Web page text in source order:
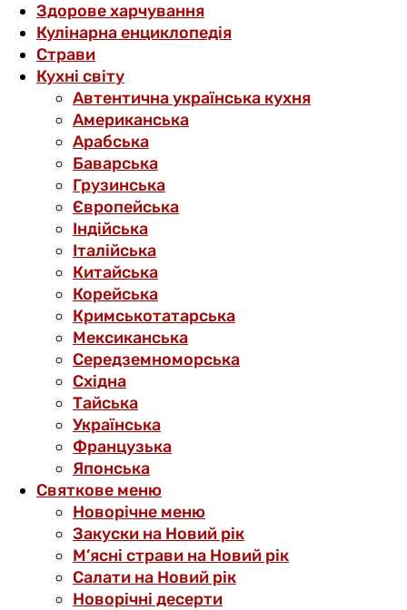
Здорове харчування
Кулінарна енциклопедія
Страви
Кухні світу
Автентична українська кухня
Американська
Арабська
Баварська
Грузинська
Європейська
Індійська
Італійська
Китайська
Корейська
Кримськотатарська
Мексиканська
Середземноморська
Східна
Тайська
Українська
Французька
Японська
Святкове меню
Новорічне меню
Закуски на Новий рік
М’ясні страви на Новий рік
Салати на Новий рік
Новорічні десерти